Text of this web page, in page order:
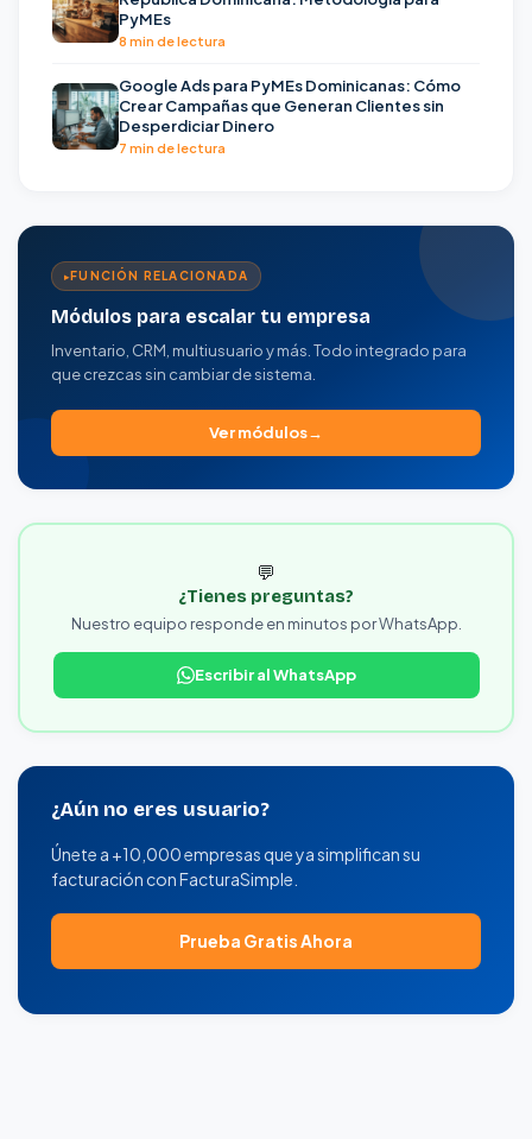
PyMEs
8 min de lectura
Google Ads para PyMEs Dominicanas: Cómo
Crear Campañas que Generan Clientes sin
Desperdiciar Dinero
7 min de lectura
FUNCIÓN RELACIONADA
Módulos para escalar tu empresa
Inventario, CRM, multiusuario y más. Todo integrado para
que crezcas sin cambiar de sistema.
Ver módulos
💬
¿Tienes preguntas?
Nuestro equipo responde en minutos por WhatsApp.
Escribir al WhatsApp
¿Aún no eres usuario?
Únete a +10,000 empresas que ya simplifican su
facturación con FacturaSimple.
Prueba Gratis Ahora